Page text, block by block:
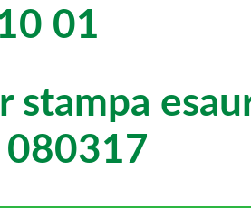
01
stampa
080317